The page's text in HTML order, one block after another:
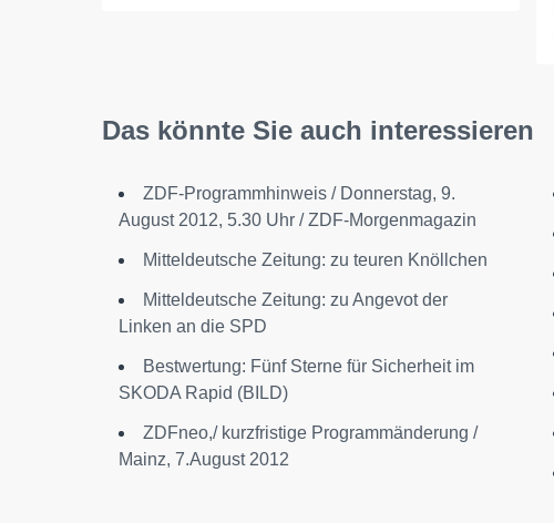
Das könnte Sie auch interessieren
ZDF-Programmhinweis / Donnerstag, 9.
August 2012, 5.30 Uhr / ZDF-Morgenmagazin
Mitteldeutsche Zeitung: zu teuren Knöllchen
Mitteldeutsche Zeitung: zu Angevot der
Linken an die SPD
Bestwertung: Fünf Sterne für Sicherheit im
SKODA Rapid (BILD)
ZDFneo,/ kurzfristige Programmänderung /
Mainz, 7.August 2012